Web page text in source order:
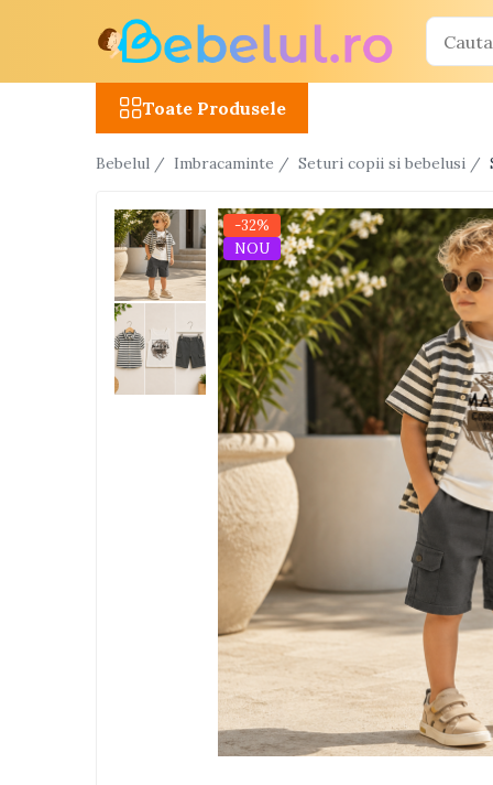
Masinute R/C
Avioane si elicoptere R/C
Camioane R/C
Motociclete R/C
Interactive, educative si muzicale
Saltelute si centre de activitati
Toate Produsele
Bebelul / Imbracaminte / Seturi copii si bebelusi /
-32%
NOU